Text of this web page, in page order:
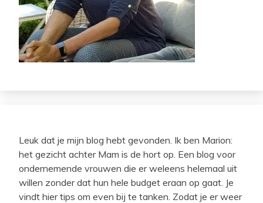
Leuk dat je mijn blog hebt gevonden. Ik ben Marion:
het gezicht achter Mam is de hort op. Een blog voor
ondernemende vrouwen die er weleens helemaal uit
willen zonder dat hun hele budget eraan op gaat. Je
vindt hier tips om even bij te tanken. Zodat je er weer